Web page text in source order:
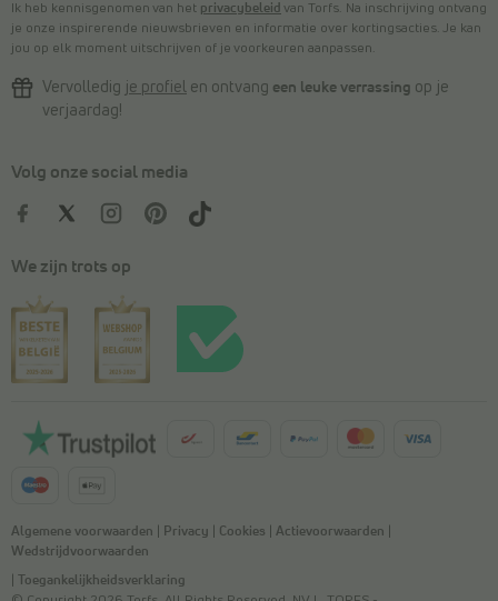
Ik heb kennisgenomen van het privacybeleid van Torfs. Na inschrijving ontvang
je onze inspirerende nieuwsbrieven en informatie over kortingsacties. Je kan
jou op elk moment uitschrijven of je voorkeuren aanpassen.
Vervolledig je profiel en ontvang een leuke verrassing op je
verjaardag!
Volg onze social media
We zijn trots op
Algemene voorwaarden Privacy Cookies Actievoorwaarden
Wedstrijdvoorwaarden
Toegankelijkheidsverklaring